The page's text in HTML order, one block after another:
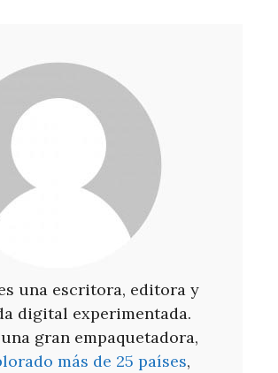
una escritora, editora y
digital experimentada.
gran empaquetadora,
más de 25 países,